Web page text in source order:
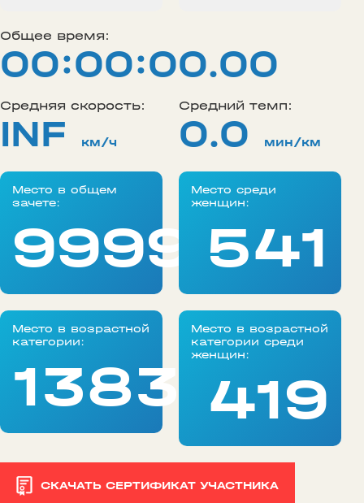
Общее время:
00:00:00.00
Средняя скорость:
INF км/ч
Средний темп:
0.0 мин/км
Место в общем
зачете:
99999
Место среди
женщин:
541
Место в возрастной
категории:
1383
Место в возрастной
категории среди
женщин:
419
СКАЧАТЬ СЕРТИФИКАТ УЧАСТНИКА